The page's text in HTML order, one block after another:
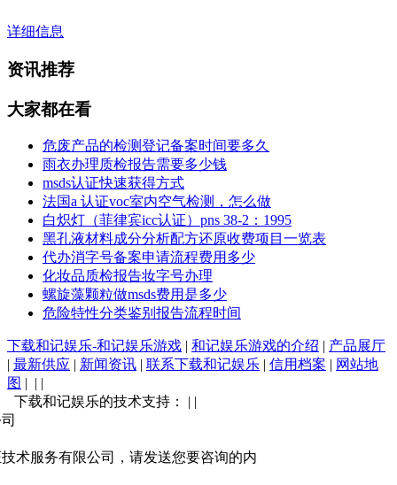
详细信息
资讯推荐
大家都在看
危废产品的检测登记备案时间要多久
雨衣办理质检报告需要多少钱
msds认证快速获得方式
法国a 认证voc室内空气检测，怎么做
白炽灯（菲律宾icc认证）pns 38-2：1995
黑孔液材料成分分析配方还原收费项目一览表
代办消字号备案申请流程费用多少
化妆品质检报告妆字号办理
螺旋藻颗粒做msds费用是多少
危险特性分类鉴别报告流程时间
下载和记娱乐-和记娱乐游戏 | 和记娱乐游戏的介绍 | 产品展厅
| 最新供应 | 新闻资讯 | 联系下载和记娱乐 | 信用档案 | 网站地
图 | | |
下载和记娱乐的技术支持： | |
术服务有限公司，请发送您要咨询的内